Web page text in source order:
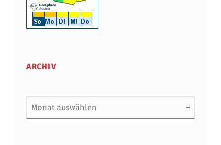
ARCHIV
Archiv